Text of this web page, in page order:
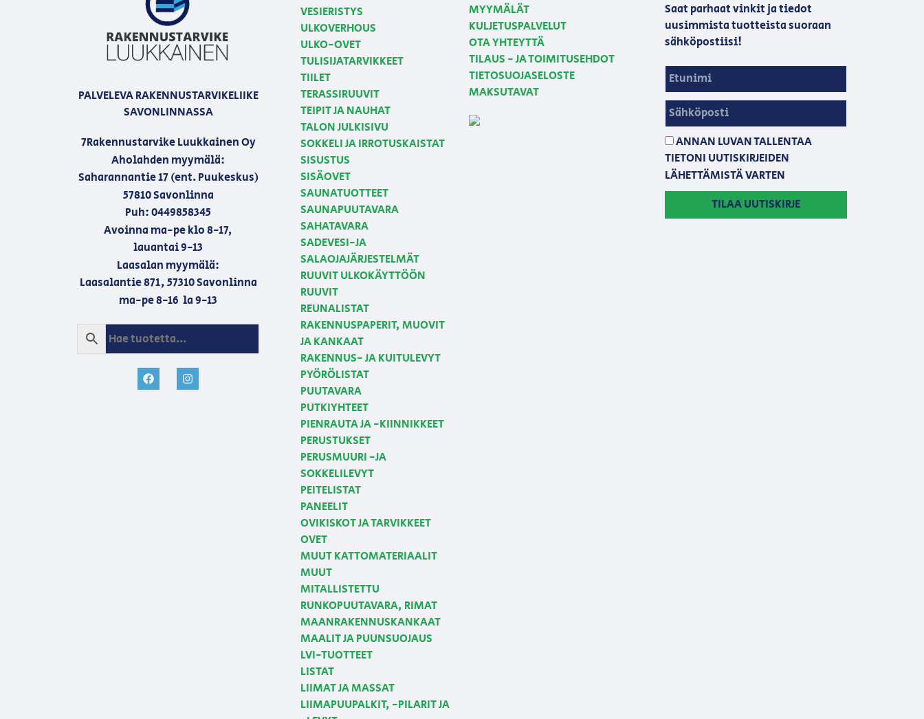
PALVELEVA RAKENNUSTARVIKELIIKE
SAVONLINNASSA
7Rakennustarvike Luukkainen Oy
Aholahden myymälä:
Saharannantie 17 (ent. Puukeskus)
57810 Savonlinna
Puh: 0449858345
Avoinna ma-pe klo 8-17,
lauantai 9-13
Laasalan myymälä:
Laasalantie 871, 57310 Savonlinna
ma-pe 8-16 la 9-13
VESIERISTYS
ULKOVERHOUS
ULKO-OVET
TULISIJATARVIKKEET
TIILET
TERASSIRUUVIT
TEIPIT JA NAUHAT
TALON JULKISIVU
SOKKELI JA IRROTUSKAISTAT
SISUSTUS
SISÄOVET
SAUNATUOTTEET
SAUNAPUUTAVARA
SAHATAVARA
SADEVESI-JA
SALAOJAJÄRJESTELMÄT
RUUVIT ULKOKÄYTTÖÖN
RUUVIT
REUNALISTAT
RAKENNUSPAPERIT, MUOVIT
JA KANKAAT
RAKENNUS- JA KUITULEVYT
PYÖRÖLISTAT
PUUTAVARA
PUTKIYHTEET
PIENRAUTA JA -KIINNIKKEET
PERUSTUKSET
PERUSMUURI -JA
SOKKELILEVYT
PEITELISTAT
PANEELIT
OVIKISKOT JA TARVIKKEET
OVET
MUUT KATTOMATERIAALIT
MUUT
MITALLISTETTU
RUNKOPUUTAVARA, RIMAT
MAANRAKENNUSKANKAAT
MAALIT JA PUUNSUOJAUS
LVI-TUOTTEET
LISTAT
LIIMAT JA MASSAT
LIIMAPUUPALKIT, -PILARIT JA
MYYMÄLÄT
KULJETUSPALVELUT
OTA YHTEYTTÄ
TILAUS - JA TOIMITUSEHDOT
TIETOSUOJASELOSTE
MAKSUTAVAT
Saat parhaat vinkit ja tiedot
uusimmista tuotteista suoraan
sähköpostiisi!
ANNAN LUVAN TALLENTAA
TIETONI UUTISKIRJEIDEN
LÄHETTÄMISTÄ VARTEN
TILAA UUTISKIRJE